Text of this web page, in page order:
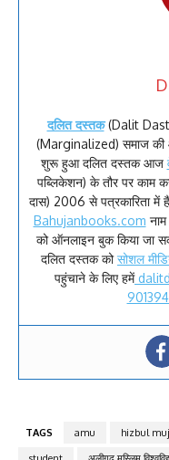
दलित दस्तक (Dalit
(Marginalized) समाज की
शुरू हुआ दलित दस्तक आज
पब्लिकेशन) के तौर पर काम
दास) 2006 से पत्रकारिता में
Bahujanbooks.com
को ऑनलाइन बुक किया जा
दलित दस्तक कोसोशल
पहुंचाने के लिए हमें
TAGS amu hizbul